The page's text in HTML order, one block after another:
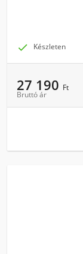
 Készleten
27 190 Ft
Bruttó ár